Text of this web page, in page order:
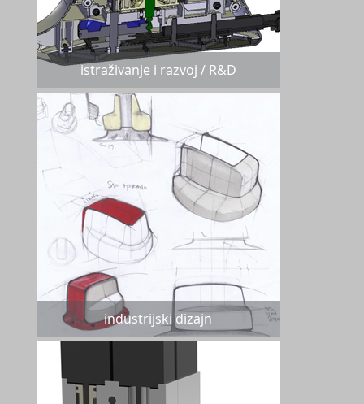
istraživanje i razvoj / R&D
industrijski dizajn